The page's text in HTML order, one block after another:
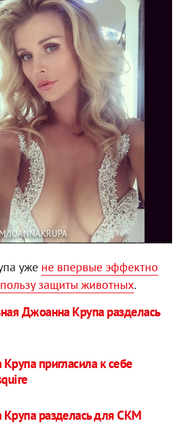
JOANNAKRUPA
уже не впервые эффектно
защиты животных.
Джоанна Крупа разделась
пригласила к себе
разделась для СКМ